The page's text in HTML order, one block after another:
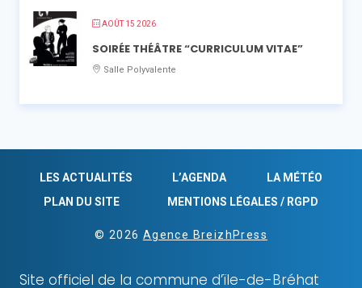
AOÛT 15 2026
SOIRÉE THÉÂTRE “CURRICULUM VITAE”
Salle Polyvalente
LES ACTUALITÉS L’AGENDA
LA MÉTÉO
PLAN DU SITE
MENTIONS LÉGALES / RGPD
© 2026 Agence BreizhPress
Site officiel de la commune d’ïle-de-Bréhat